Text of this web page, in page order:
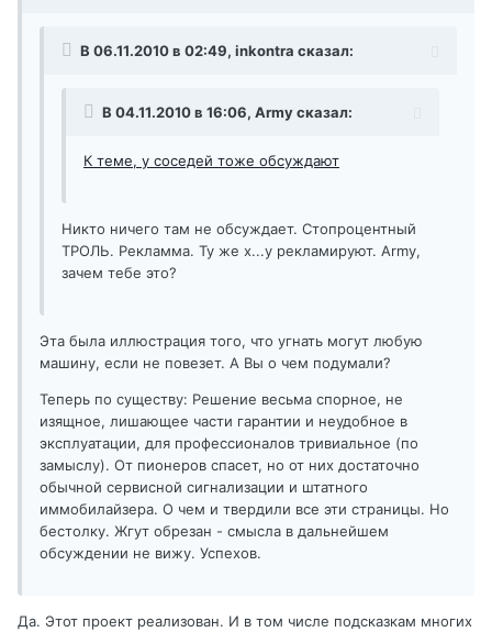
В 06.11.2010 в 02:49, inkontra сказал:
В 04.11.2010 в 16:06, Army сказал:
К теме, у соседей тоже обсуждают
Никто ничего там не обсуждает. Стопроцентный
ТРОЛЬ. Рекламма. Ту же х...у рекламируют. Army,
зачем тебе это?
Эта была иллюстрация того, что угнать могут любую
машину, если не повезет. А Вы о чем подумали?
Теперь по существу: Решение весьма спорное, не
изящное, лишающее части гарантии и неудобное в
эксплуатации, для профессионалов тривиальное (по
замыслу). От пионеров спасет, но от них достаточно
обычной сервисной сигнализации и штатного
иммобилайзера. О чем и твердили все эти страницы. Но
бестолку. Жгут обрезан - смысла в дальнейшем
обсуждении не вижу. Успехов.
Да. Этот проект реализован. И в том числе подсказкам многих